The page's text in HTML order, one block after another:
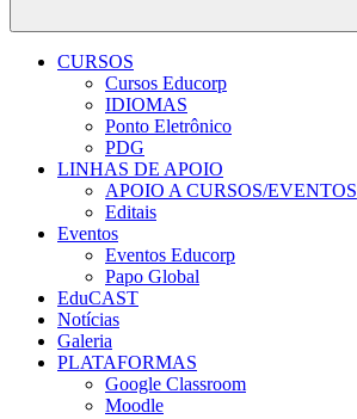
Buscar
CURSOS
Cursos Educorp
IDIOMAS
Ponto Eletrônico
PDG
LINHAS DE APOIO
APOIO A CURSOS/EVENTOS
Editais
Eventos
Eventos Educorp
Papo Global
EduCAST
Notícias
Galeria
PLATAFORMAS
Google Classroom
Moodle